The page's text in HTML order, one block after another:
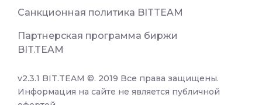
Санкционная политика BITTEAM
Партнерская программа биржи
BIT.TEAM
v2.3.1 BIT.TEAM ©. 2019 Все права защищены.
Информация на сайте не является публичной